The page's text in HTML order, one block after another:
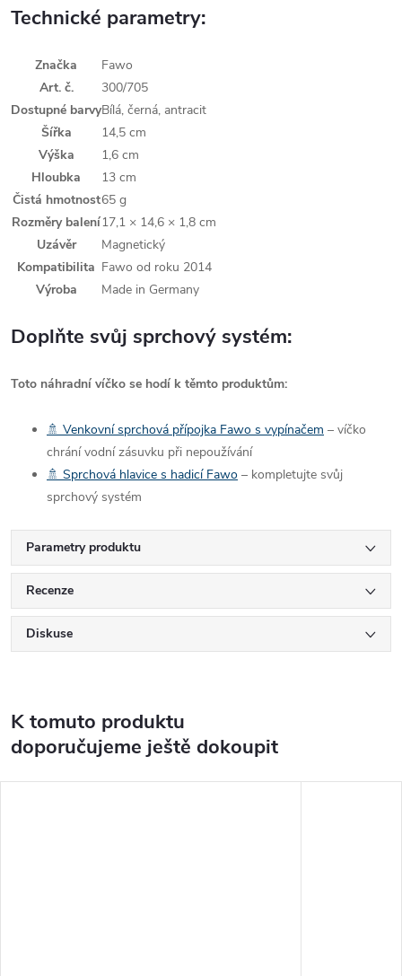
Technické parametry:
Značka
Fawo
Art. č.
300/705
Dostupné barvyBílá, černá, antracit
Šířka
14,5 cm
Výška
1,6 cm
Hloubka
13 cm
Čistá hmotnost65 g
Rozměry balení17,1 × 14,6 × 1,8 cm
Uzávěr
Magnetický
Kompatibilita Fawo od roku 2014
Výroba
Made in Germany
Doplňte svůj sprchový systém:
Toto náhradní víčko se hodí k těmto produktům:
🚿 Venkovní sprchová přípojka Fawo s vypínačem – víčko
chrání vodní zásuvku při nepoužívání
🚿 Sprchová hlavice s hadicí Fawo – kompletujte svůj
sprchový systém
Parametry produktu
Recenze
Diskuse
K tomuto produktu
doporučujeme ještě dokoupit